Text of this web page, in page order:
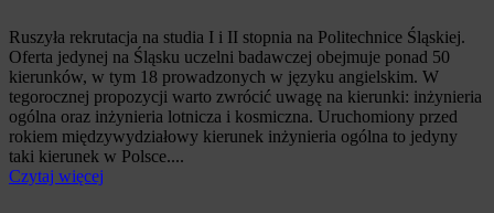
Ruszyła rekrutacja na studia I i II stopnia na Politechnice Śląskiej.
Oferta jedynej na Śląsku uczelni badawczej obejmuje ponad 50
kierunków, w tym 18 prowadzonych w języku angielskim. W
tegorocznej propozycji warto zwrócić uwagę na kierunki: inżynieria
ogólna oraz inżynieria lotnicza i kosmiczna. Uruchomiony przed
rokiem międzywydziałowy kierunek inżynieria ogólna to jedyny
taki kierunek w Polsce....
Czytaj więcej